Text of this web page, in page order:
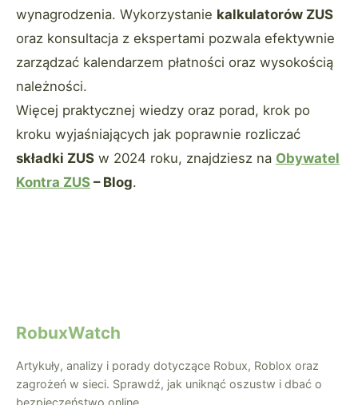
wynagrodzenia. Wykorzystanie kalkulatorów ZUS
oraz konsultacja z ekspertami pozwala efektywnie
zarządzać kalendarzem płatności oraz wysokością
należności.
Więcej praktycznej wiedzy oraz porad, krok po
kroku wyjaśniających jak poprawnie rozliczać
składki ZUS w 2024 roku, znajdziesz na Obywatel
Kontra ZUS – Blog.
RobuxWatch
Artykuły, analizy i porady dotyczące Robux, Roblox oraz
zagrożeń w sieci. Sprawdź, jak uniknąć oszustw i dbać o